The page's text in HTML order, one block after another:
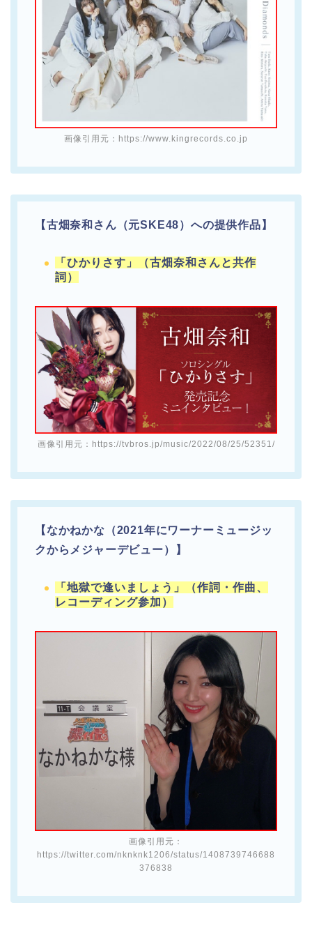
画像引用元：https://www.kingrecords.co.jp
【古畑奈和さん（元SKE48）への提供作品】
「ひかりさす」（古畑奈和さんと共作
詞）
画像引用元：https://tvbros.jp/music/2022/08/25/52351/
【なかねかな（2021年にワーナーミュージッ
クからメジャーデビュー）】
「地獄で逢いましょう」（作詞・作曲、
レコーディング参加）
画像引用元：
https://twitter.com/nknknk1206/status/1408739746688
376838